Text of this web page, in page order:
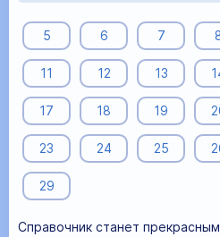
5 6 7
11 12 13
17 18 19
23 24 25
29
Справочник станет